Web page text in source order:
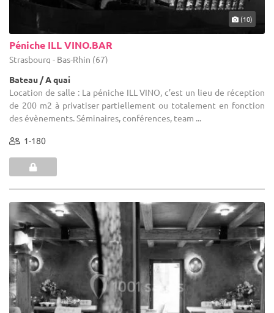
(10)
Péniche ILL VINO.BAR
Strasbourg - Bas-Rhin (67)
Bateau / A quai
Location de salle : La péniche ILL VINO, c’est un lieu de réception
de 200 m2 à privatiser partiellement ou totalement en fonction
des évènements. Séminaires, conférences, team ...
1-180